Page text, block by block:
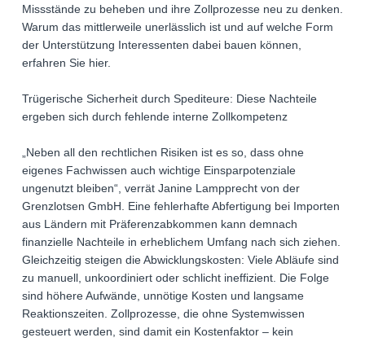
Missstände zu beheben und ihre Zollprozesse neu zu denken.
Warum das mittlerweile unerlässlich ist und auf welche Form
der Unterstützung Interessenten dabei bauen können,
erfahren Sie hier.
Trügerische Sicherheit durch Spediteure: Diese Nachteile
ergeben sich durch fehlende interne Zollkompetenz
„Neben all den rechtlichen Risiken ist es so, dass ohne
eigenes Fachwissen auch wichtige Einsparpotenziale
ungenutzt bleiben“, verrät Janine Lampprecht von der
Grenzlotsen GmbH. Eine fehlerhafte Abfertigung bei Importen
aus Ländern mit Präferenzabkommen kann demnach
finanzielle Nachteile in erheblichem Umfang nach sich ziehen.
Gleichzeitig steigen die Abwicklungskosten: Viele Abläufe sind
zu manuell, unkoordiniert oder schlicht ineffizient. Die Folge
sind höhere Aufwände, unnötige Kosten und langsame
Reaktionszeiten. Zollprozesse, die ohne Systemwissen
gesteuert werden, sind damit ein Kostenfaktor – kein